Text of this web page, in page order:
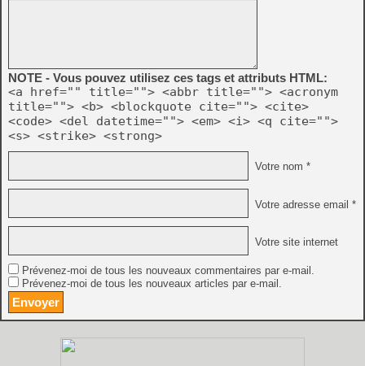
NOTE - Vous pouvez utilisez ces tags et attributs HTML:
<a href="" title=""> <abbr title=""> <acronym
title=""> <b> <blockquote cite=""> <cite>
<code> <del datetime=""> <em> <i> <q cite="">
<s> <strike> <strong>
Votre nom *
Votre adresse email *
Votre site internet
Prévenez-moi de tous les nouveaux commentaires par e-mail.
Prévenez-moi de tous les nouveaux articles par e-mail.